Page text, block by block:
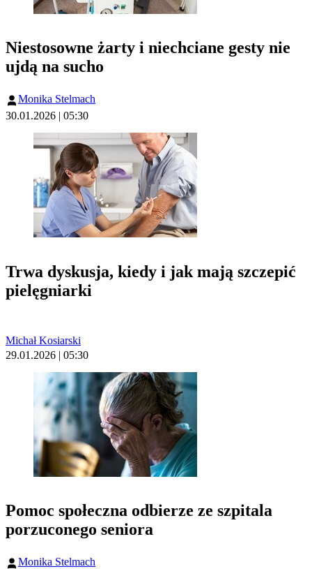
Niestosowne żarty i niechciane gesty nie
ujdą na sucho
Monika Stelmach
30.01.2026 | 05:30
Trwa dyskusja, kiedy i jak mają szczepić
pielęgniarki
Michał Kosiarski
29.01.2026 | 05:30
Pomoc społeczna odbierze ze szpitala
porzuconego seniora
Monika Stelmach